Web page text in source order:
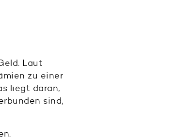
Laut
zu einer
liegt daran,
sind,